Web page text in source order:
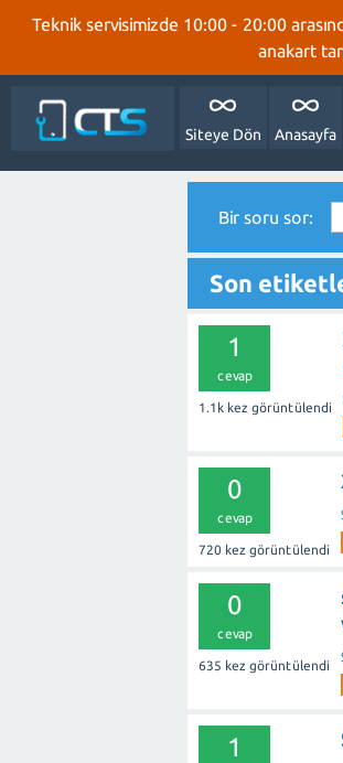
Teknik servisimizde 10:00 - 20:00
anakart
Siteye Dön Anasayfa
Bir soru sor:
Son
1
cevap
1.1k kez görüntülendi
0
cevap
720 kez görüntülendi
0
cevap
635 kez görüntülendi
1